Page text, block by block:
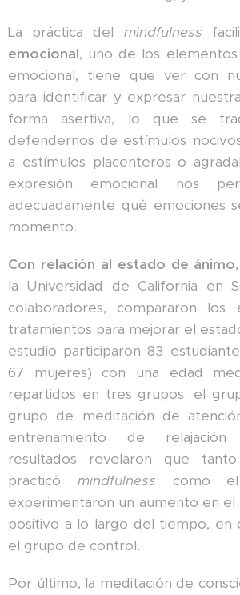
La práctica del mindfulness
emocional, uno de los
emocional, tiene que ver con
para identificar y expresar
forma asertiva, lo que se
defendernos de estímulos
a estímulos placenteros o
expresión emocional nos
adecuadamente qué emociones
momento.
Con relación al estado de ánimo
la Universidad de California en
colaboradores, compararon
tratamientos para mejorar el
estudio participaron 83
67 mujeres) con una edad
repartidos en tres grupos: el
grupo de meditación de
entrenamiento de relajación
resultados revelaron que
practicó mindfulness como el
experimentaron un aumento en el
positivo a lo largo del tiempo, en
el grupo de control.
Por último, la meditación de